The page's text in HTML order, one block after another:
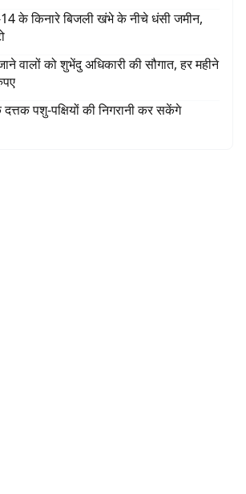
14 के किनारे बिजली खंभे के नीचे धंसी जमीन,
वालों को शुभेंदु अधिकारी की सौगात, हर महीने
पशु-पक्षियों की निगरानी कर सकेंगे